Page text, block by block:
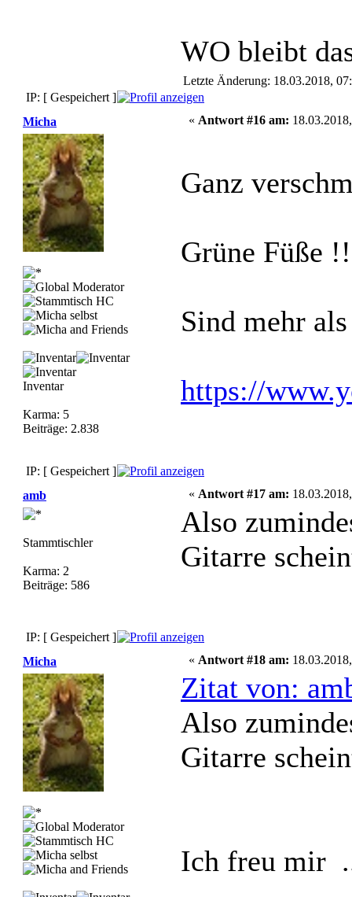
WO bleibt
Letzte Änderung: 18.03.2018,
IP: [ Gespeichert ]
Micha
Inventar
Karma: 5
Beiträge: 2.838
« Antwort #16 am:
Ganz
Grüne Füße !!
Sind mehr
https://
IP: [ Gespeichert ]
amb
Stammtischler
Karma: 2
Beiträge: 586
« Antwort #17 am:
Also
Gitarre
IP: [ Gespeichert ]
Micha
« Antwort #18 am:
Zitat von:
Also
Gitarre
Ich freu mir